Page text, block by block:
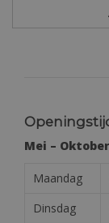
Mei – Oktober
Maandag
Dinsdag